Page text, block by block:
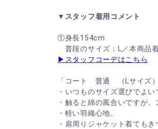
▼スタッフ着用コメント
①身長154cm
普段のサイズ：L／本商品
▶スタッフコーデはこちら
「コート 普通 （Lサイズ）
・いつものサイズ選びでよい
・触ると綿の風合いですが
・軽い羽織心地。
・肩周りジャケット着ても